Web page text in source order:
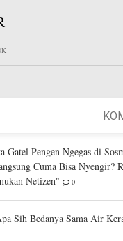
Gatel Pengen Ngegas di
Cuma Bisa Nyengir?
Netizen"
0
Sih Bedanya Sama Air